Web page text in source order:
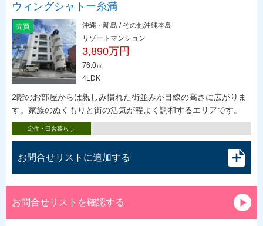
ウィングシャトー糸満
売買
沖縄・離島 / その他沖縄本島
リゾートマンション
3,890万円
76.0㎡
4LDK
2階のお部屋からは親しみ慣れた街並みが目線の高さに広がりま
す。家族のぬくもりと街の活気が程よく調和するエリアです。
定住・田舎暮らし
お問合せリストに追加する
お問合せリストを確認する